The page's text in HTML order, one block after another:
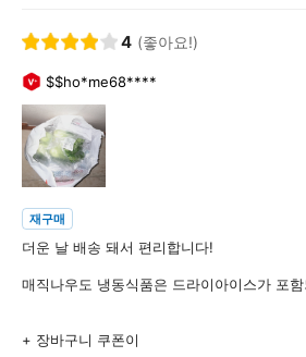
4 (좋아요!)
$$ho*me68****
재구매
더운 날 배송 돼서 편리합니다!
매직나우도 냉동식품은 드라이아이스가 포
+ 장바구니 쿠폰이